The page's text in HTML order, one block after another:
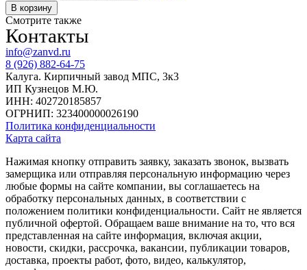
Количество
товара
Бытовка
7
на
2,3
В корзину
Смотрите также
Контакты
info@zanvd.ru
8 (926) 882-64-75
Калуга. Кирпичный завод МПС, 3к3
ИП Кузнецов М.Ю.
ИНН: 402720185857
ОГРНИП: 323400000026190
Политика конфиденциальности
Карта сайта
Нажимая кнопку отправить заявку, заказать звонок, вызвать
замерщика или отправляя персональную информацию через
любые формы на сайте компании, вы соглашаетесь на
обработку персональных данных, в соответствии с
положением политики конфиденциальности. Сайт не является
публичной офертой. Обращаем ваше внимание на то, что вся
представленная на сайте информация, включая акции,
новости, скидки, рассрочка, вакансии, публикации товаров,
доставка, проекты работ, фото, видео, калькулятор,